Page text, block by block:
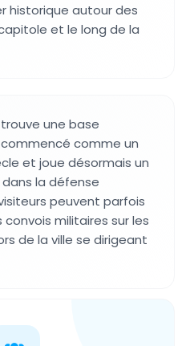
historique autour des
et le long de la
une base
comme un
et joue désormais un
la défense
peuvent parfois
militaires sur les
de la ville se dirigeant